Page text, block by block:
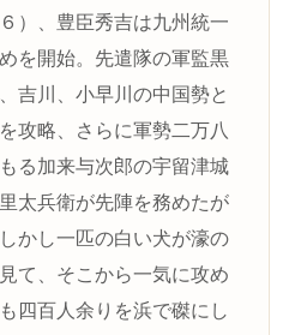
）、豊臣秀吉は九州統一
を開始。先遣隊の軍監黒
吉川、小早川の中国勢と
攻略、さらに軍勢二万八
る加来与次郎の宇留津城
太兵衛が先陣を務めたが
かし一匹の白い犬が濠の
て、そこから一気に攻め
四百人余りを浜で磔にし